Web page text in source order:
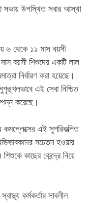
সভায় উপস্থিত সবার আস্থা
৬ থেকে ১১ মাস বয়সী
বয়সী শিশুদের একটি লাল
নির্ধারণ করা হয়েছে।
এই সেবা নিশ্চিত
করেছে।
কমপ্লেক্সের এই সুপরিকল্পিত
সচেতন হওয়ার
কাছের কেন্দ্রে নিয়ে
কর্মকর্তার সাবলীল